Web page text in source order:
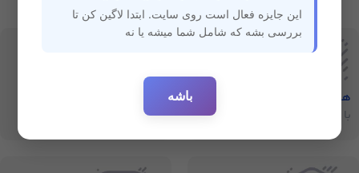
هفت‌روز‌ضمانت‌بازگشت
با خیال راحت خرید کنید
ارسال سریع
این جایزه فعال است روی سایت. ابتدا لاگین کن تا
بررسی بشه که شامل شما میشه یا نه
باشه